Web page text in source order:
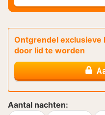
Ontgrendel
door lid te worden
Aantal nachten: